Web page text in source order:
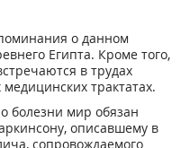
о данном
Египта. Кроме того,
в трудах
трактатах.
болезни мир обязан
описавшему в
сопровождаемого